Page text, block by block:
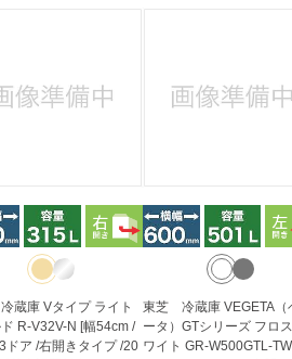
蔵庫 Vタイプ ライト
R-V32V-N [幅54cm /
ドア /右開きタイプ /20
東芝 冷蔵庫 VEGETA（
ータ）GTシリーズ フロ
ワイト GR-W500GTL-